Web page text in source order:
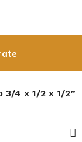
4 x 1/2 x 1/2”